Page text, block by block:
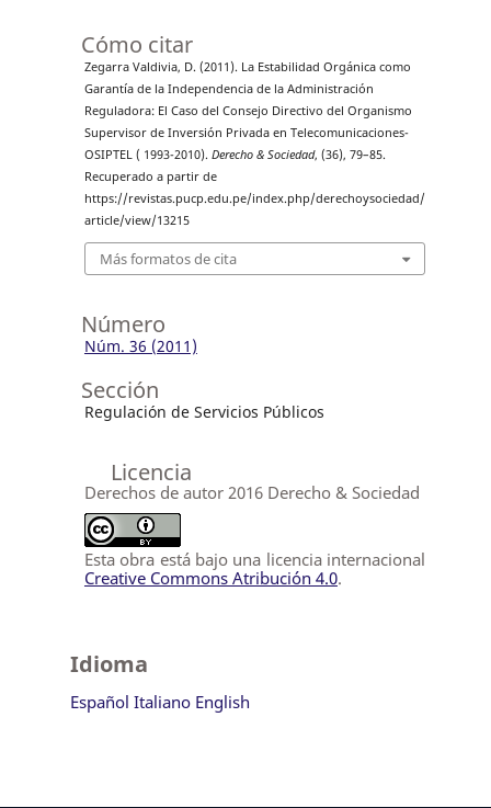
Cómo citar
Zegarra Valdivia, D. (2011). La Estabilidad Orgánica como
Garantía de la Independencia de la Administración
Reguladora: El Caso del Consejo Directivo del Organismo
Supervisor de Inversión Privada en Telecomunicaciones-
OSIPTEL ( 1993-2010). Derecho & Sociedad, (36), 79–85.
Recuperado a partir de
https://revistas.pucp.edu.pe/index.php/derechoysociedad/
article/view/13215
Más formatos de cita
Número
Núm. 36 (2011)
Sección
Regulación de Servicios Públicos
Licencia
Derechos de autor 2016 Derecho & Sociedad
Esta obra está bajo una licencia internacional
Creative Commons Atribución 4.0.
Idioma
Español Italiano English